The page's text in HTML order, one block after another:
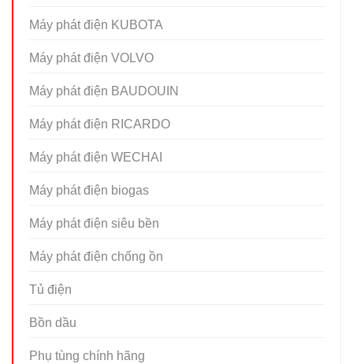
Máy phát điện KUBOTA
Máy phát điện VOLVO
Máy phát điện BAUDOUIN
Máy phát điện RICARDO
Máy phát điện WECHAI
Máy phát điện biogas
Máy phát điện siêu bền
Máy phát điện chống ồn
Tủ điện
Bồn dầu
Phụ tùng chính hãng